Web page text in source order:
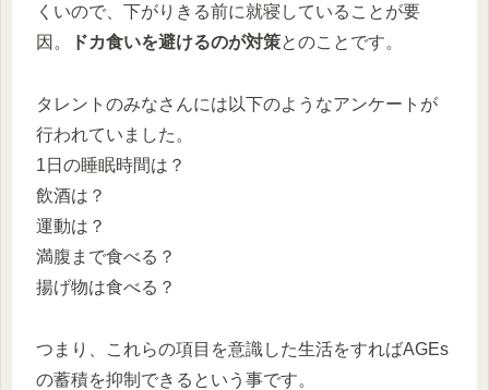
くいので、下がりきる前に就寝していることが要
因。
ドカ食いを避けるのが対策とのことです。
タレントのみなさんには以下のようなアンケートが
行われていました。
1日の睡眠時間は？
飲酒は？
運動は？
満腹まで食べる？
揚げ物は食べる？
つまり、これらの項目を意識した生活をすればAGEs
の蓄積を抑制できるという事です。